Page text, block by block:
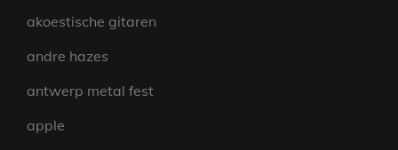
akoestische gitaren
andre hazes
antwerp metal fest
apple